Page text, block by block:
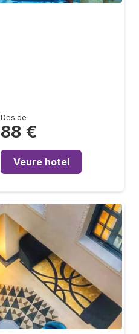
Des de
88 €
Veure hotel